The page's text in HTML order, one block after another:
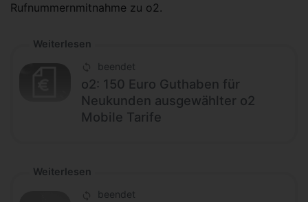
Rufnummernmitnahme zu o2.
Weiterlesen
beendet
o2: 150 Euro Guthaben für
Neukunden ausgewählter o2
Mobile Tarife
Weiterlesen
beendet